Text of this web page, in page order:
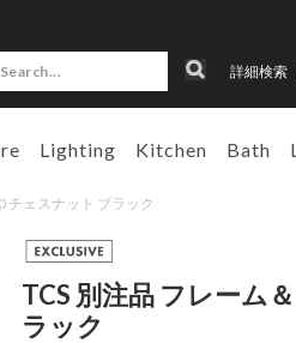
詳細検索
Lighting Kitchen Bath
チェスナット ブラック
TCS 別注品 フレーム
ラック